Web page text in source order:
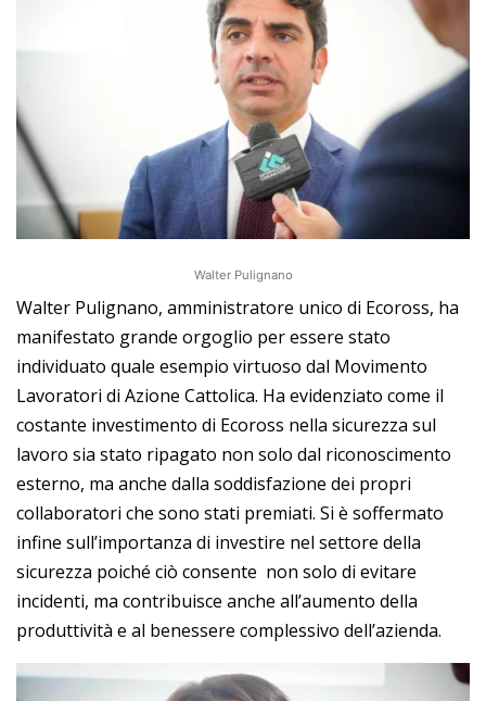
Walter Pulignano
Walter Pulignano, amministratore unico di Ecoross, ha
manifestato grande orgoglio per essere stato
individuato quale esempio virtuoso dal Movimento
Lavoratori di Azione Cattolica. Ha evidenziato come il
costante investimento di Ecoross nella sicurezza sul
lavoro sia stato ripagato non solo dal riconoscimento
esterno, ma anche dalla soddisfazione dei propri
collaboratori che sono stati premiati. Si è soffermato
infine sull’importanza di investire nel settore della
sicurezza poiché ciò consente non solo di evitare
incidenti, ma contribuisce anche all’aumento della
produttività e al benessere complessivo dell’azienda.